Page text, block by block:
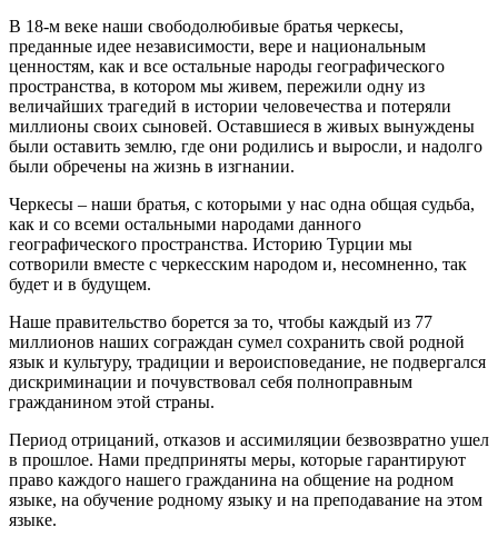
В 18-м веке наши свободолюбивые братья черкесы,
преданные идее независимости, вере и национальным
ценностям, как и все остальные народы географического
пространства, в котором мы живем, пережили одну из
величайших трагедий в истории человечества и потеряли
миллионы своих сыновей. Оставшиеся в живых вынуждены
были оставить землю, где они родились и выросли, и надолго
были обречены на жизнь в изгнании.
Черкесы – наши братья, с которыми у нас одна общая судьба,
как и со всеми остальными народами данного
географического пространства. Историю Турции мы
сотворили вместе с черкесским народом и, несомненно, так
будет и в будущем.
Наше правительство борется за то, чтобы каждый из 77
миллионов наших сограждан сумел сохранить свой родной
язык и культуру, традиции и вероисповедание, не подвергался
дискриминации и почувствовал себя полноправным
гражданином этой страны.
Период отрицаний, отказов и ассимиляции безвозвратно ушел
в прошлое. Нами предприняты меры, которые гарантируют
право каждого нашего гражданина на общение на родном
языке, на обучение родному языку и на преподавание на этом
языке.